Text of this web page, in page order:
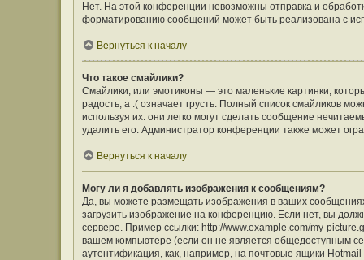
Нет. На этой конференции невозможны отправка и
форматированию сообщений может быть реализована с
Вернуться к началу
Что такое смайлики?
Смайлики, или эмотиконы — это маленькие картинки,
радость, а :( означает грусть. Полный список смайликов
используя их: они легко могут сделать сообщение
удалить его. Администратор конференции также может
Вернуться к началу
Могу ли я добавлять изображения к сообщениям?
Да, вы можете размещать изображения в ваших
загрузить изображение на конференцию. Если нет, вы
сервере. Пример ссылки: http://www.example.com/my-
вашем компьютере (если он не является общедоступным
аутентификация, как, например, на почтовые ящики